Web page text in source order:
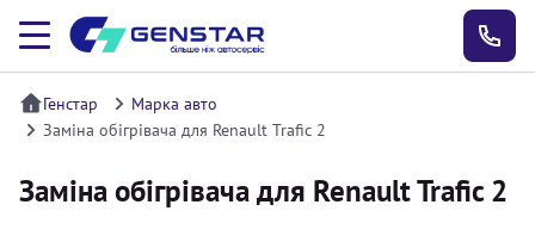
Генстар
Марка авто
Заміна обігрівача для Renault Trafic 2
Заміна обігрівача для Renault Trafic 2